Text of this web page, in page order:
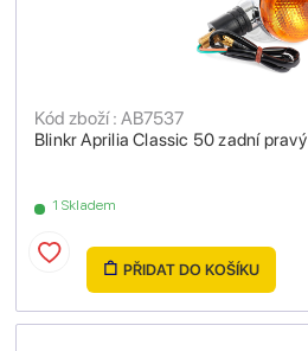
Blinkr Aprilia Classic 50 zadní pravý
Kód zboží : AB7537
1 Skladem
PŘIDAT DO KOŠÍKU